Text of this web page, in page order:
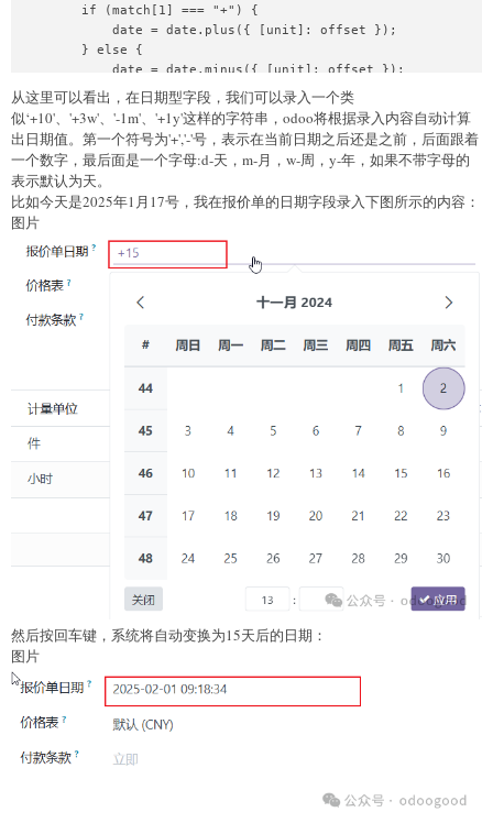
        if (match[1] === "+") {
            date = date.plus({ [unit]: offset });
        } else {
            date = date.minus({ [unit]: offset });
        }
        return date;
    }
    return false;
从这里可以看出，在日期型字段，我们可以录入一个类
似‘+10'、'+3w'、'-1m'、'+1y'这样的字符串，odoo将根据录入内容自动计算
出日期值。第一个符号为'+','-'号，表示在当前日期之后还是之前，后面跟着
一个数字，最后面是一个字母:d-天，m-月，w-周，y-年，如果不带字母的
表示默认为天。
比如今天是2025年1月17号，我在报价单的日期字段录入下图所示的内容：
图片
然后按回车键，系统将自动变换为15天后的日期：
图片